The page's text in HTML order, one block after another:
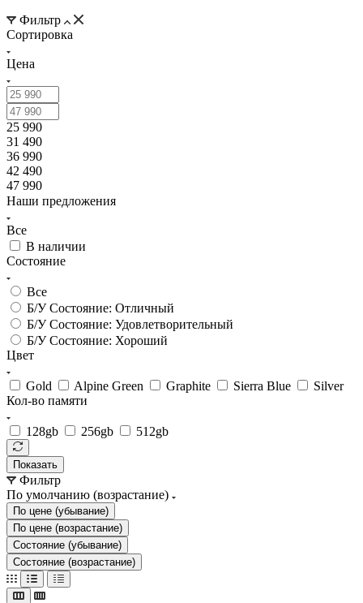
Фильтр
Сортировка
Цена
25 990
31 490
36 990
42 490
47 990
Наши предложения
Все
В наличии
Состояние
Все
Б/У Состояние: Отличный
Б/У Состояние: Удовлетворительный
Б/У Состояние: Хороший
Цвет
Gold Alpine Green Graphite Sierra Blue
Silver
Кол-во памяти
128gb 256gb 512gb
Показать
Фильтр
По умолчанию (возрастание)
По цене (убывание)
По цене (возрастание)
Состояние (убывание)
Состояние (возрастание)